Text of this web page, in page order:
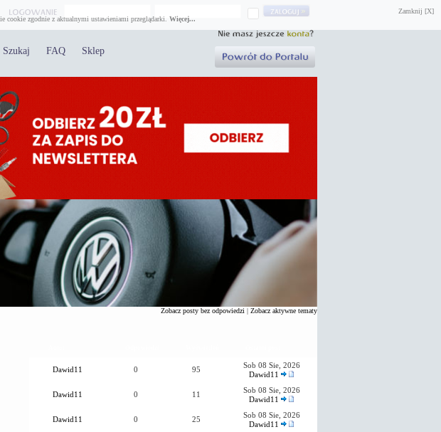
Zamknij [X]
cookie zgodnie z aktualnymi ustawieniami przeglądarki. Więcej...
Szukaj FAQ Sklep
Zobacz posty bez odpowiedzi | Zobacz aktywne tematy
Dawid11 0 95
Sob 08 Sie, 2026
Dawid11
Dawid11 0 11
Sob 08 Sie, 2026
Dawid11
Dawid11 0 25
Sob 08 Sie, 2026
Dawid11